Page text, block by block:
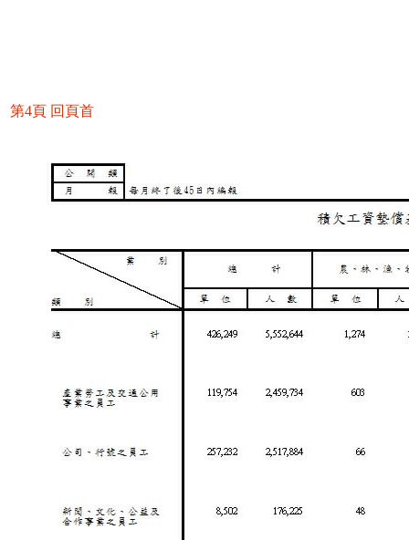
第4頁 回頁首